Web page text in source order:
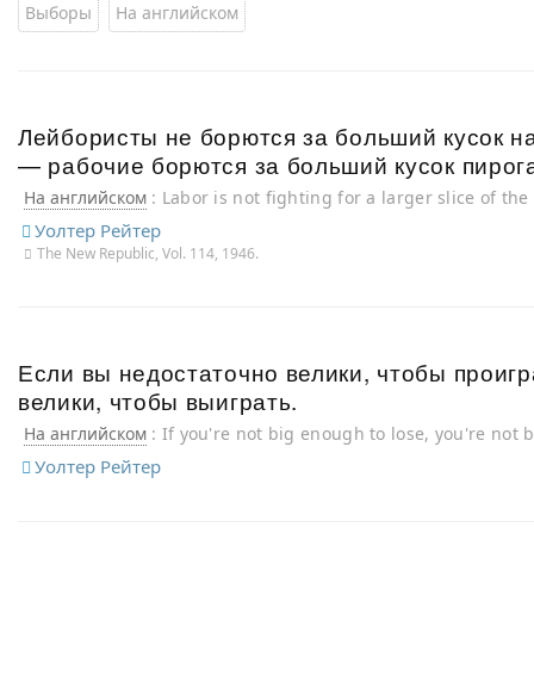
Выборы На английском
Лейбористы не борются за больший кусок
— рабочие борются за больший кусок
На английском : Labor is not fighting for a larger slice of
fighting for a larger pie.
Уолтер Рейтер
The New Republic, Vol. 114, 1946.
Если вы недостаточно велики, чтобы
велики, чтобы выиграть.
На английском : If you're not big enough to lose, you're not
Уолтер Рейтер